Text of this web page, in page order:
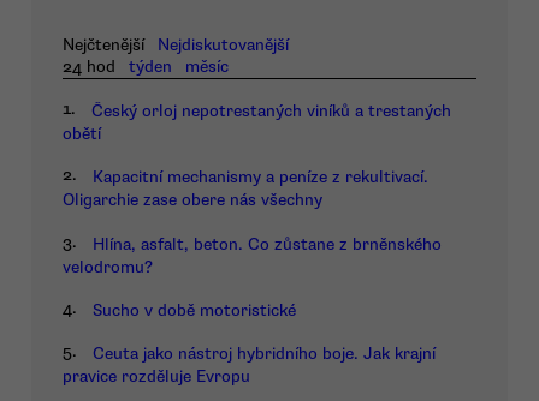
Nejčtenější
Nejdiskutovanější
24 hod
týden měsíc
1.
Český orloj nepotrestaných viníků a trestaných
obětí
2.
Kapacitní mechanismy a peníze z rekultivací.
Oligarchie zase obere nás všechny
3.
Hlína, asfalt, beton. Co zůstane z brněnského
velodromu?
4. Sucho v době motoristické
5.
Ceuta jako nástroj hybridního boje. Jak krajní
pravice rozděluje Evropu